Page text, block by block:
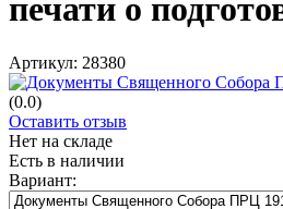
печати о
Артикул: 28380
(0.0)
Оставить отзыв
Нет на складе
Есть в наличии
Вариант: